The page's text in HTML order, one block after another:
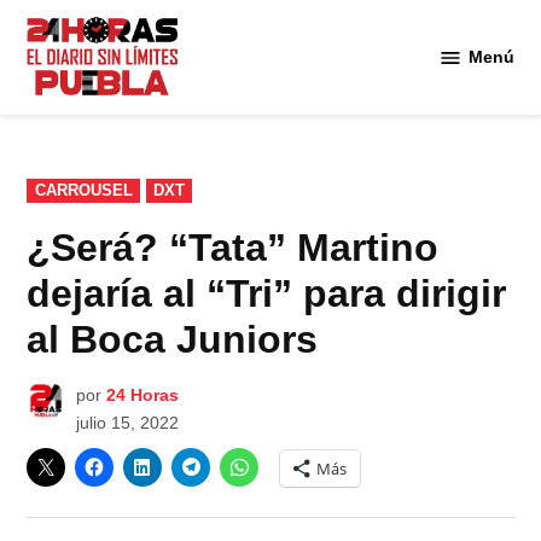
Saltar
contenido
Menú
PUBLICADO
EN
CARROUSEL DXT
¿Será? “Tata” Martino
dejaría al “Tri” para dirigir
al Boca Juniors
por 24 Horas
julio 15, 2022
Más